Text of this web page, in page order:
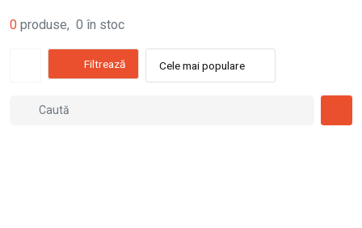
0 produse, 0 în stoc
Filtrează Cele mai populare